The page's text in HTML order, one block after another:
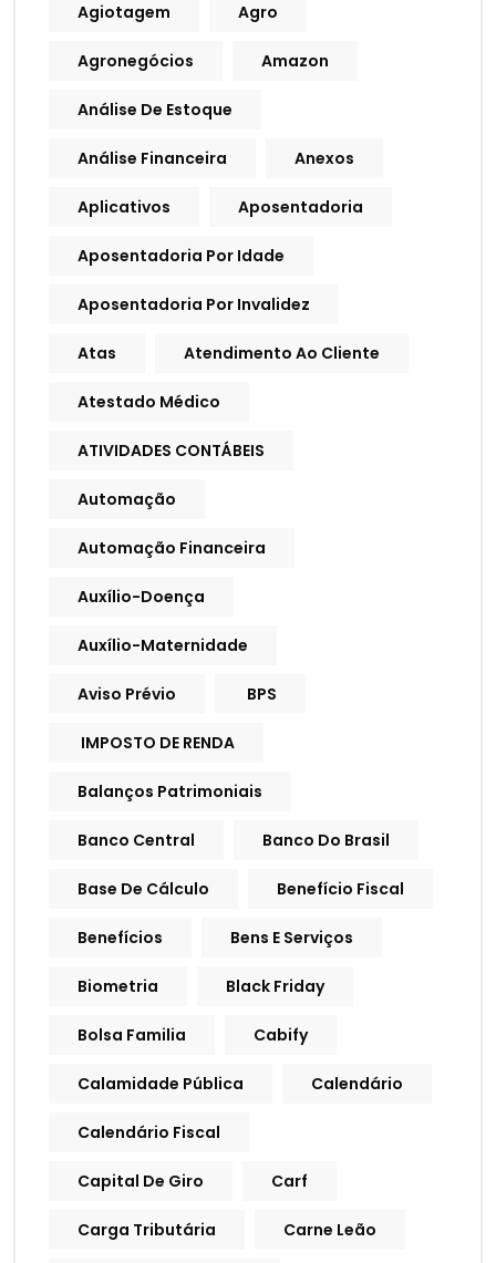
Agiotagem Agro
Agronegócios Amazon
Análise De Estoque
Análise Financeira Anexos
Aplicativos Aposentadoria
Aposentadoria Por Idade
Aposentadoria Por Invalidez
Atas Atendimento Ao Cliente
Atestado Médico
ATIVIDADES CONTÁBEIS
Automação
Automação Financeira
Auxílio-Doença
Auxílio-Maternidade
Aviso Prévio BPS
IMPOSTO DE RENDA
Balanços Patrimoniais
Banco Central Banco Do Brasil
Base De Cálculo Benefício Fiscal
Benefícios Bens E Serviços
Biometria Black Friday
Bolsa Familia Cabify
Calamidade Pública Calendário
Calendário Fiscal
Capital De Giro Carf
Carga Tributária Carne Leão